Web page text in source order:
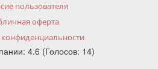
пользователя
оферта
4.6 (Голосов: 14)